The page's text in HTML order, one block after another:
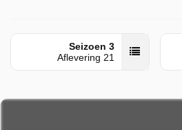
Seizoen 3
Aflevering 21